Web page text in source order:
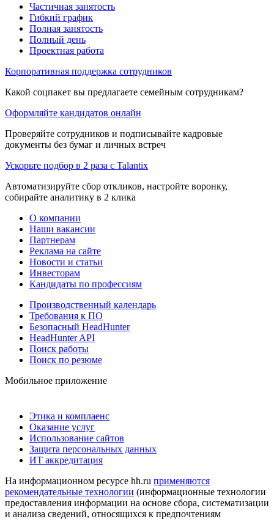
Частичная занятость
Гибкий график
Полная занятость
Полный день
Проектная работа
Корпоративная поддержка сотрудников
Какой соцпакет вы предлагаете семейным сотрудникам?
Оформляйте кандидатов онлайн
Проверяйте сотрудников и подписывайте кадровые
документы без бумаг и личных встреч
Ускорьте подбор в 2 раза с Talantix
Автоматизируйте сбор откликов, настройте воронку,
собирайте аналитику в 2 клика
О компании
Наши вакансии
Партнерам
Реклама на сайте
Новости и статьи
Инвесторам
Кандидаты по профессиям
Производственный календарь
Требования к ПО
Безопасный HeadHunter
HeadHunter API
Поиск работы
Поиск по резюме
Мобильное приложение
Этика и комплаенс
Оказание услуг
Использование сайтов
Защита персональных данных
ИТ аккредитация
На информационном ресурсе hh.ru применяются
рекомендательные технологии (информационные технологии
предоставления информации на основе сбора, систематизации
и анализа сведений, относящихся к предпочтениям